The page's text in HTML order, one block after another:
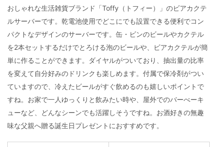
おしゃれな生活雑貨ブランド「Toffy（トフィー）」のビアカクテ
ルサーバーです。乾電池使用でどこにでも設置できる便利でコン
パクトなデザインのサーバーです。缶・ビンのビールやカクテル
を2本セットするだけでとろける泡のビールや、ビアカクテルが簡
単に作ることができます。ダイヤルがついており、抽出量の比率
を変えて自分好みのドリンクも楽しめます。付属で保冷剤がつい
ていますので、冷えたビールがすぐ飲めるのも嬉しいポイントで
すね。お家で一人ゆっくりと飲みたい時や、屋外でのバーべーキ
ューなど、どんなシーンでも活躍しそうですね。お酒好きの無趣
味な父親へ贈る誕生日プレゼントにおすすめです。